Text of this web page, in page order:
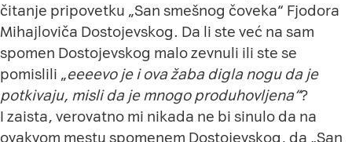
čitanje pripovetku „San smešnog čoveka“ Fjodora
Mihajloviča Dostojevskog. Da li ste već na sam
spomen Dostojevskog malo zevnuli ili ste se
pomislili „eeeevo je i ova žaba digla nogu da je
potkivaju, misli da je mnogo produhovljena“?
I zaista, verovatno mi nikada ne bi sinulo da na
ovakvom mestu spomenem Dostojevskog, da „San